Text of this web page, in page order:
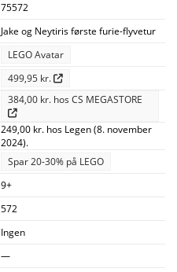
75572
Jake og Neytiris første furie-flyvetur
LEGO Avatar
499,95 kr.
384,00 kr. hos CS MEGASTORE
249,00 kr. hos Legen (8. november
2024).
Spar 20-30% på LEGO
9+
572
Ingen
—